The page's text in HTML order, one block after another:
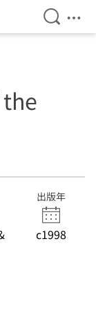
検索を
メ
出版年
c1998